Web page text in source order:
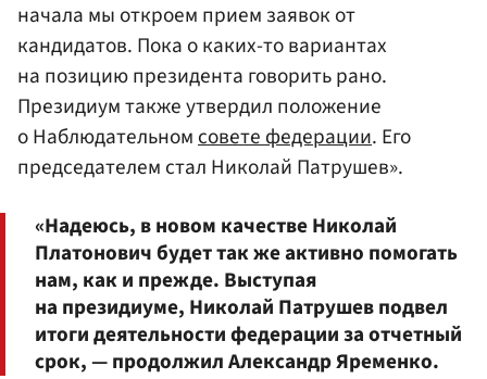
начала мы откроем прием заявок от
кандидатов. Пока о каких-то вариантах
на позицию президента говорить рано.
Президиум также утвердил положение
о Наблюдательномсовете федерации. Его
председателем стал Николай Патрушев».
«Надеюсь, в новом качестве Николай
Платонович будет так же активно помогать
нам, как и прежде. Выступая
на президиуме, Николай Патрушев подвел
итоги деятельности федерации за отчетный
срок, — продолжил Александр Яременко.